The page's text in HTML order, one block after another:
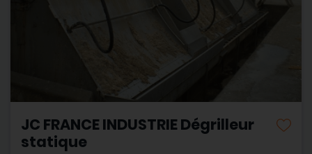
JC FRANCE INDUSTRIE Dégrilleur
statique